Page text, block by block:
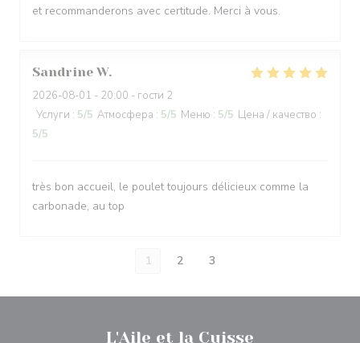
et recommanderons avec certitude. Merci à vous.
Sandrine W
2026-08-01 - 20:00 - гости 2
Услуги : 5/5 Атмосфера : 5/5 Меню : 5/5 Цена / качество :
5/5
très bon accueil, le poulet toujours délicieux comme la
carbonade, au top
1 2 3
L'Aile et la Cuisse